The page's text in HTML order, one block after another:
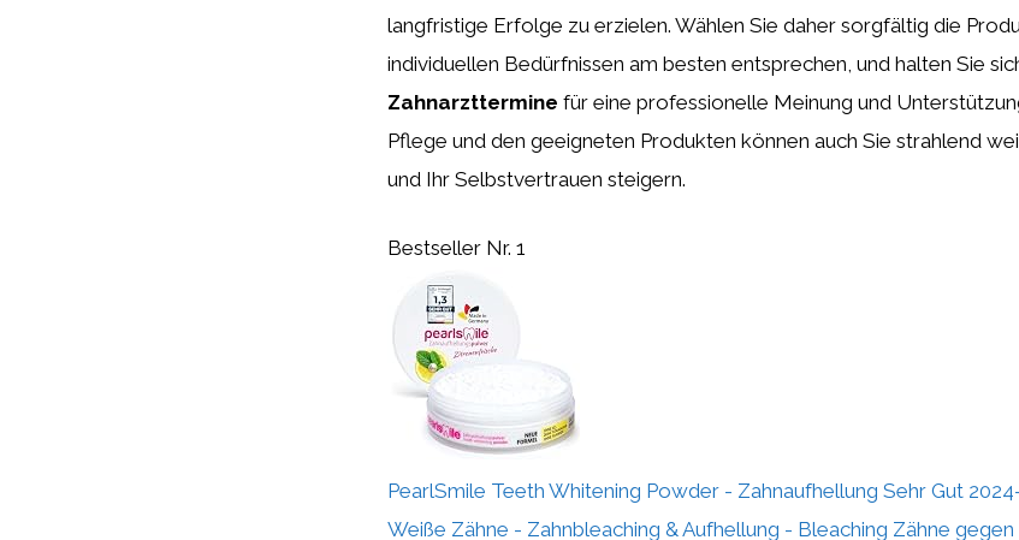
langfristige Erfolge zu erzielen. Wählen Sie daher sorgfältig die
individuellen Bedürfnissen am besten entsprechen, und halten Sie
Zahnarzttermine für eine professionelle Meinung und
Pflege und den geeigneten Produkten können auch Sie strahlend
und Ihr Selbstvertrauen steigern.
Bestseller Nr. 1
PearlSmile Teeth Whitening Powder - Zahnaufhellung Sehr Gut
Weiße Zähne - Zahnbleaching & Aufhellung - Bleaching Zähne